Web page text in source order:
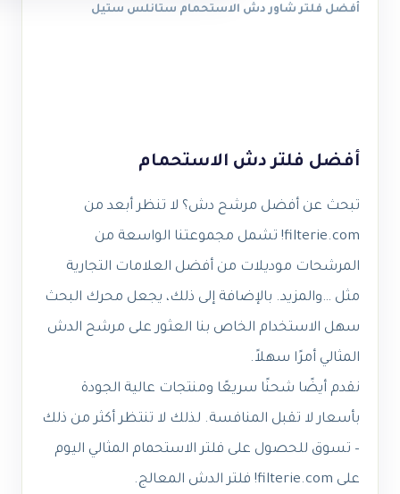
أفضل فلتر شاور دش الاستحمام ستانلس ستيل
أفضل فلتر دش الاستحمام
تبحث عن أفضل مرشح دش؟ لا تنظر أبعد من
filterie.com! تشمل مجموعتنا الواسعة من
المرشحات موديلات من أفضل العلامات التجارية
مثل …والمزيد. بالإضافة إلى ذلك، يجعل محرك البحث
سهل الاستخدام الخاص بنا العثور على مرشح الدش
المثالي أمرًا سهلاً.
نقدم أيضًا شحنًا سريعًا ومنتجات عالية الجودة
بأسعار لا تقبل المنافسة. لذلك لا تنتظر أكثر من ذلك
– تسوق للحصول على فلتر الاستحمام المثالي اليوم
على filterie.com! فلتر الدش المعالج.